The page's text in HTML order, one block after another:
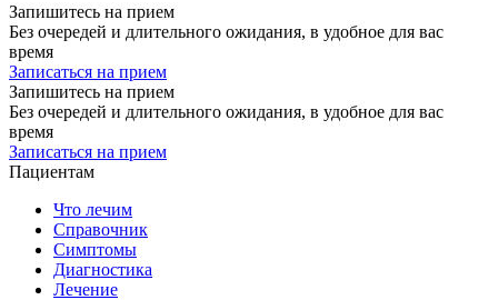
Запишитесь на прием
Без очередей и длительного ожидания, в удобное для вас
время
Записаться на прием
Запишитесь на прием
Без очередей и длительного ожидания, в удобное для вас
время
Записаться на прием
Пациентам
Что лечим
Справочник
Симптомы
Диагностика
Лечение